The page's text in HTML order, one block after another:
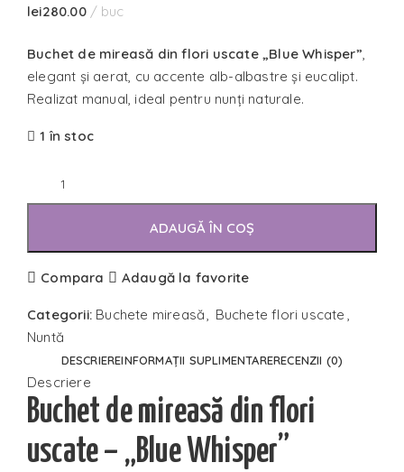
lei280.00 buc
Buchet de mireasă din flori uscate „Blue Whisper”,
elegant și aerat, cu accente alb-albastre și eucalipt.
Realizat manual, ideal pentru nunți naturale.
1 în stoc
ADAUGĂ ÎN COȘ
Compara Adaugă la favorite
Categorii: Buchete mireasă Buchete flori uscate
Nuntă
DESCRIEREINFORMAȚII SUPLIMENTARERECENZII (0)
Descriere
Buchet de mireasă din flori
uscate – „Blue Whisper”